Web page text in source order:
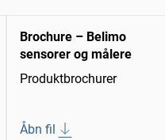
Brochure – Belimo
sensorer og målere
Produktbrochurer
Åbn fil